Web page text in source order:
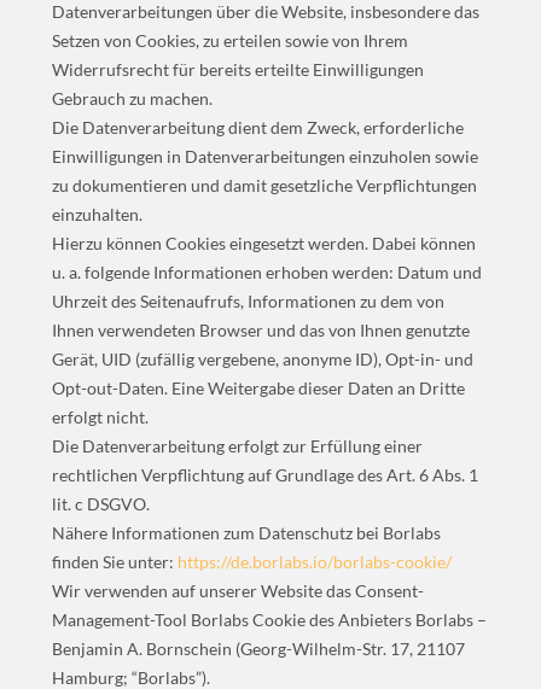
Datenverarbeitungen über die Website, insbesondere das
Setzen von Cookies, zu erteilen sowie von Ihrem
Widerrufsrecht für bereits erteilte Einwilligungen
Gebrauch zu machen.
Die Datenverarbeitung dient dem Zweck, erforderliche
Einwilligungen in Datenverarbeitungen einzuholen sowie
zu dokumentieren und damit gesetzliche Verpflichtungen
einzuhalten.
Hierzu können Cookies eingesetzt werden. Dabei können
u. a. folgende Informationen erhoben werden: Datum und
Uhrzeit des Seitenaufrufs, Informationen zu dem von
Ihnen verwendeten Browser und das von Ihnen genutzte
Gerät, UID (zufällig vergebene, anonyme ID), Opt-in- und
Opt-out-Daten. Eine Weitergabe dieser Daten an Dritte
erfolgt nicht.
Die Datenverarbeitung erfolgt zur Erfüllung einer
rechtlichen Verpflichtung auf Grundlage des Art. 6 Abs. 1
lit. c DSGVO.
Nähere Informationen zum Datenschutz bei Borlabs
finden Sie unter: https://de.borlabs.io/borlabs-cookie/
Wir verwenden auf unserer Website das Consent-
Management-Tool Borlabs Cookie des Anbieters Borlabs –
Benjamin A. Bornschein (Georg-Wilhelm-Str. 17, 21107
Hamburg; “Borlabs”).